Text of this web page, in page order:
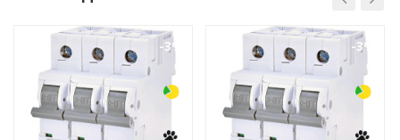
Рейтинг EXE.ua: 4.6
974
90
21
-3% -3%